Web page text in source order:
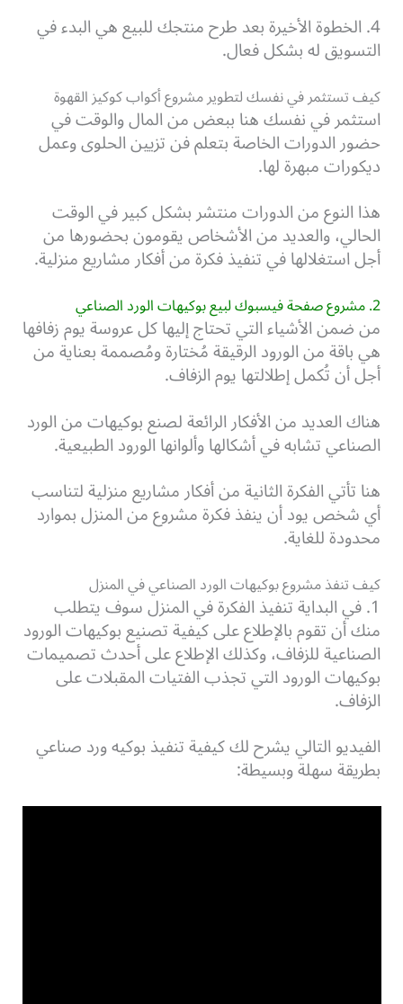
4. الخطوة الأخيرة بعد طرح منتجك للبيع هي البدء في
التسويق له بشكل فعال.
كيف تستثمر في نفسك لتطوير مشروع أكواب كوكيز القهوة
استثمر في نفسك هنا ببعض من المال والوقت في
حضور الدورات الخاصة بتعلم فن تزيين الحلوى وعمل
ديكورات مبهرة لها.
هذا النوع من الدورات منتشر بشكل كبير في الوقت
الحالي، والعديد من الأشخاص يقومون بحضورها من
أجل استغلالها في تنفيذ فكرة من أفكار مشاريع منزلية.
2. مشروع صفحة فيسبوك لبيع بوكيهات الورد الصناعي
من ضمن الأشياء التي تحتاج إليها كل عروسة يوم زفافها
هي باقة من الورود الرقيقة مُختارة ومُصممة بعناية من
أجل أن تُكمل إطلالتها يوم الزفاف.
هناك العديد من الأفكار الرائعة لصنع بوكيهات من الورد
الصناعي تشابه في أشكالها وألوانها الورود الطبيعية.
هنا تأتي الفكرة الثانية من أفكار مشاريع منزلية لتناسب
أي شخص يود أن ينفذ فكرة مشروع من المنزل بموارد
محدودة للغاية.
كيف تنفذ مشروع بوكيهات الورد الصناعي في المنزل
1. في البداية تنفيذ الفكرة في المنزل سوف يتطلب
منك أن تقوم بالإطلاع على كيفية تصنيع بوكيهات الورود
الصناعية للزفاف، وكذلك الإطلاع على أحدث تصميمات
بوكيهات الورود التي تجذب الفتيات المقبلات على
الزفاف.
الفيديو التالي يشرح لك كيفية تنفيذ بوكيه ورد صناعي
بطريقة سهلة وبسيطة: